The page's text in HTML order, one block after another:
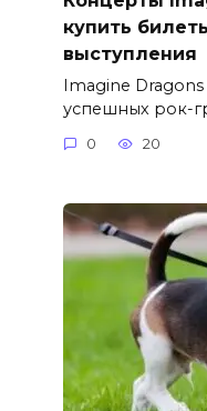
купить
выступления
Imagine Dragons
успешных рок-
0 20